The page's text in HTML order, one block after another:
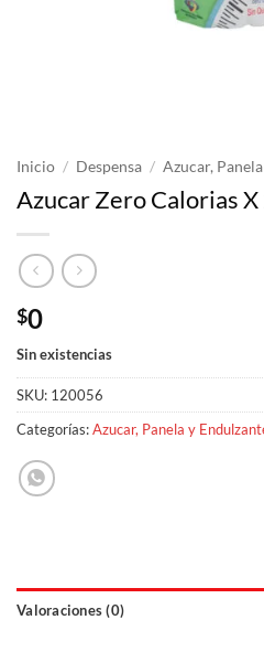
Inicio / Despensa / Azucar,
Azucar Zero Calorias
$0
Sin existencias
SKU: 120056
Categorías:Azucar, Panela y
Valoraciones (0)